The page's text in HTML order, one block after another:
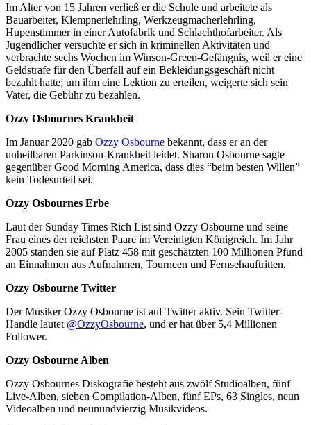
Im Alter von 15 Jahren verließ er die Schule und arbeitete als
Bauarbeiter, Klempnerlehrling, Werkzeugmacherlehrling,
Hupenstimmer in einer Autofabrik und Schlachthofarbeiter. Als
Jugendlicher versuchte er sich in kriminellen Aktivitäten und
verbrachte sechs Wochen im Winson-Green-Gefängnis, weil er eine
Geldstrafe für den Überfall auf ein Bekleidungsgeschäft nicht
bezahlt hatte; um ihm eine Lektion zu erteilen, weigerte sich sein
Vater, die Gebühr zu bezahlen.
Ozzy Osbournes Krankheit
Im Januar 2020 gab Ozzy Osbourne bekannt, dass er an der
unheilbaren Parkinson-Krankheit leidet. Sharon Osbourne sagte
gegenüber Good Morning America, dass dies “beim besten Willen”
kein Todesurteil sei.
Ozzy Osbournes Erbe
Laut der Sunday Times Rich List sind Ozzy Osbourne und seine
Frau eines der reichsten Paare im Vereinigten Königreich. Im Jahr
2005 standen sie auf Platz 458 mit geschätzten 100 Millionen Pfund
an Einnahmen aus Aufnahmen, Tourneen und Fernsehauftritten.
Ozzy Osbourne Twitter
Der Musiker Ozzy Osbourne ist auf Twitter aktiv. Sein Twitter-
Handle lautet @OzzyOsbourne, und er hat über 5,4 Millionen
Follower.
Ozzy Osbourne Alben
Ozzy Osbournes Diskografie besteht aus zwölf Studioalben, fünf
Live-Alben, sieben Compilation-Alben, fünf EPs, 63 Singles, neun
Videoalben und neunundvierzig Musikvideos.